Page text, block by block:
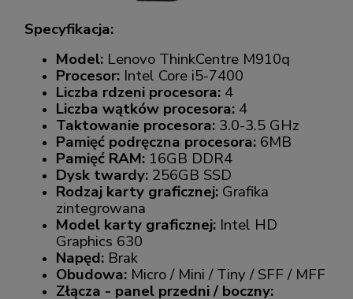
Specyfikacja:
Model: Lenovo ThinkCentre M910q
Procesor: Intel Core i5-7400
Liczba rdzeni procesora: 4
Liczba wątków procesora: 4
Taktowanie procesora: 3.0-3.5 GHz
Pamięć podręczna procesora: 6MB
Pamięć RAM: 16GB DDR4
Dysk twardy: 256GB SSD
Rodzaj karty graficznej: Grafika
zintegrowana
Model karty graficznej: Intel HD
Graphics 630
Napęd: Brak
Obudowa: Micro / Mini / Tiny / SFF / MFF
Złącza - panel przedni / boczny: